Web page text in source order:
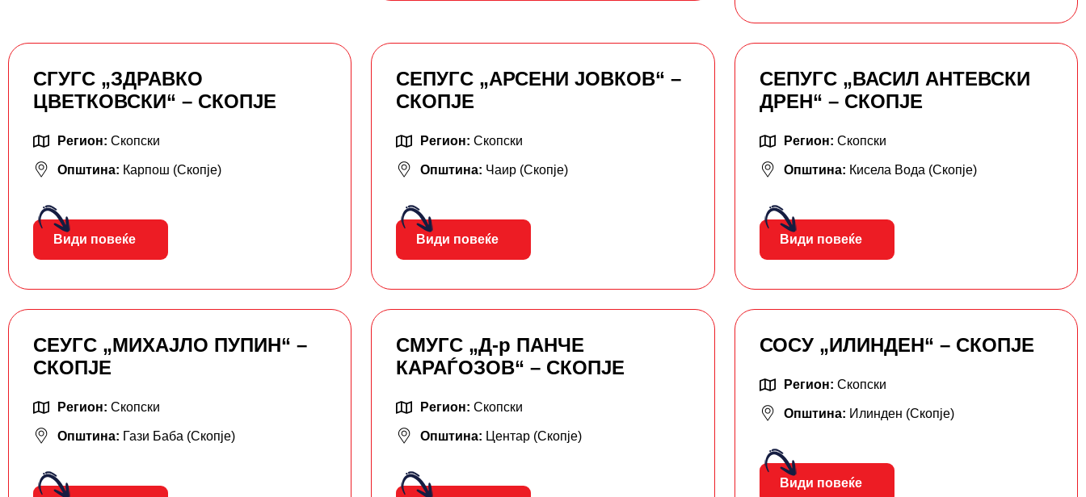
СГУГС „ЗДРАВКО
ЦВЕТКОВСКИ“ – СКОПЈЕ
Регион: Скопски
Општина: Карпош (Скопје)
Види повеќе
СЕПУГС „АРСЕНИ ЈОВКОВ“ –
СКОПЈЕ
Регион:Скопски
Општина: Чаир (Скопје)
Види повеќе
СЕПУГС „ВАСИЛ АНТЕВСКИ
ДРЕН“ – СКОПЈЕ
Регион: Скопски
Општина: Кисела Вода (Скопје)
Види повеќе
СЕУГС „МИХАЈЛО ПУПИН“ –
СКОПЈЕ
Регион: Скопски
Општина: Гази Баба (Скопје)
СМУГС „Д-р ПАНЧЕ
КАРАЃОЗОВ“ – СКОПЈЕ
Регион:Скопски
Општина: Центар (Скопје)
СОСУ „ИЛИНДЕН“ – СКОПЈЕ
Регион: Скопски
Општина: Илинден (Скопје)
Види повеќе